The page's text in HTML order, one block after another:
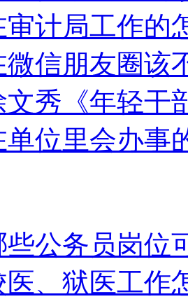
审计局工作的
微信朋友圈该
文秀《年轻干
单位里会办事
些公务员岗位
医、狱医工作